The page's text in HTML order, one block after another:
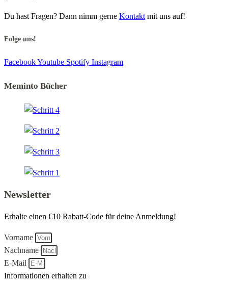
Du hast Fragen? Dann nimm gerne Kontakt mit uns auf!
Folge uns!
FacebookYoutube Spotify Instagram
Meminto Bücher
Newsletter
Erhalte einen €10 Rabatt-Code für deine Anmeldung!
Vorname
Nachname
E-Mail
Informationen erhalten zu